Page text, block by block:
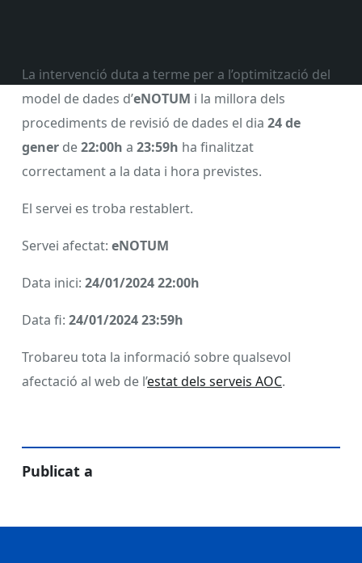
La intervenció duta a terme per a l’optimització del
model de dades d’eNOTUM i la millora dels
procediments de revisió de dades el dia 24 de
gener de22:00h a 23:59h ha finalitzat
correctament a la data i hora previstes.
El servei es troba restablert.
Servei afectat: eNOTUM
Data inici: 24/01/2024 22:00h
Data fi: 24/01/2024 23:59h
Trobareu tota la informació sobre qualsevol
afectació al web de l’estat dels serveis AOC.
Publicat a